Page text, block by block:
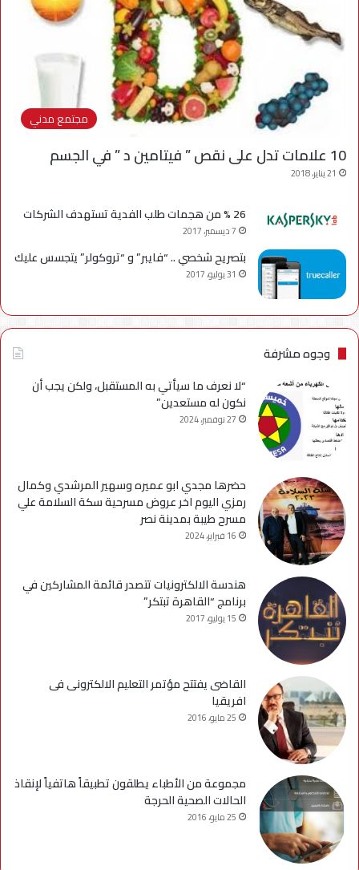
مجتمع مدني
10 علامات تدل على نقص ” فيتامين د ” في الجسم
21 يناير، 2018
26 % من هجمات طلب الفدية تستهدف الشركات
7 ديسمبر، 2017
بتصريح شخصي .. “فايبر” و “تروكولر” يتجسس عليك
31 يوليو، 2017
وجوه مشرفة
“لا نعرف ما سيأتي به المستقبل، ولكن يجب أن
نكون له مستعدين”
27 نوفمبر، 2024
حضرها مجدي ابو عميره وسهير المرشدي وكمال
رمزي اليوم اخر عروض مسرحية سكة السلامة علي
مسرح طيبة بمدينة نصر
16 فبراير، 2024
هندسة الالكترونيات تتصدر قائمة المشاركين في
برنامج “القاهرة تبتكر”
15 يوليو، 2017
القاضى يفتتح مؤتمر التعليم الالكترونى فى
افريقيا
25 مايو، 2016
مجموعة من الأطباء يطلقون تطبيقاً هاتفياً لإنقاذ
الحالات الصحية الحرجة
25 مايو، 2016